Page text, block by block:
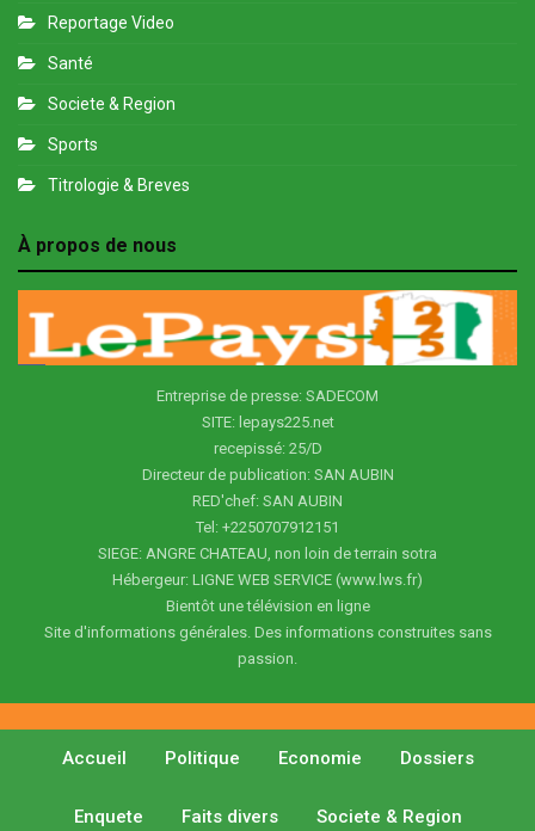
Reportage Video
Santé
Societe & Region
Sports
Titrologie & Breves
À propos de nous
Entreprise de presse: SADECOM
SITE: lepays225.net
recepissé: 25/D
Directeur de publication: SAN AUBIN
RED'chef: SAN AUBIN
Tel: +2250707912151
SIEGE: ANGRE CHATEAU, non loin de terrain sotra
Hébergeur: LIGNE WEB SERVICE (www.lws.fr)
Bientôt une télévision en ligne
Site d'informations générales. Des informations construites sans
passion.
Accueil Politique Economie Dossiers
Enquete Faits divers Societe & Region